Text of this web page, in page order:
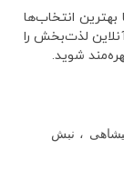
انتخاب‌ها
لذت‌بخش را
شوید.
، نبش